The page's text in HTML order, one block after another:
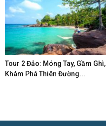
Tour 2 Đảo: Móng Tay, Gầm Ghì,
Khám Phá Thiên Đường...